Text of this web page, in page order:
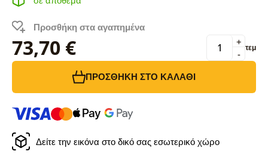
Προσθήκη στα αγαπημένα
73,70 € -
+ τεμ
ΠΡΟΣΘΉΚΗ ΣΤΟ ΚΑΛΆΘΙ
Δείτε την εικόνα στο δικό σας εσωτερικό χώρο